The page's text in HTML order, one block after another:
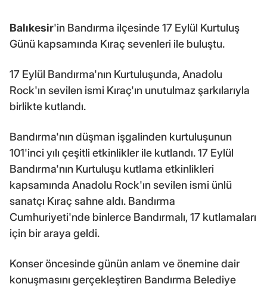
Balıkesir'in Bandırma ilçesinde 17 Eylül Kurtuluş
Günü kapsamında Kıraç sevenleri ile buluştu.
17 Eylül Bandırma'nın Kurtuluşunda, Anadolu
Rock'ın sevilen ismi Kıraç'ın unutulmaz şarkılarıyla
birlikte kutlandı.
Bandırma'nın düşman işgalinden kurtuluşunun
101'inci yılı çeşitli etkinlikler ile kutlandı. 17 Eylül
Bandırma'nın Kurtuluşu kutlama etkinlikleri
kapsamında Anadolu Rock'ın sevilen ismi ünlü
sanatçı Kıraç sahne aldı. Bandırma
Cumhuriyeti'nde binlerce Bandırmalı, 17 kutlamaları
için bir araya geldi.
Konser öncesinde günün anlam ve önemine dair
konuşmasını gerçekleştiren Bandırma Belediye